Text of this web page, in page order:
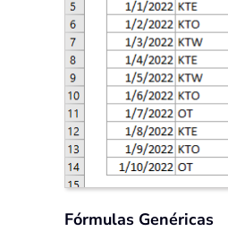
Fórmulas Genéricas